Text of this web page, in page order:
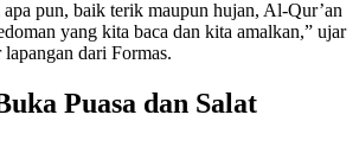
pun, baik terik maupun hujan, Al-Qur’an
yang kita baca dan kita amalkan,” ujar
dari Formas.
Puasa dan Salat